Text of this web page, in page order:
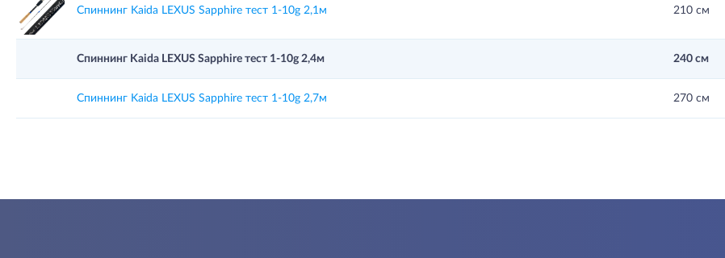
Спиннинг Kaida LEXUS Sapphire тест 1-10g 2,1м 210 см
Спиннинг Kaida LEXUS Sapphire тест 1-10g 2,4м 240 см
Спиннинг Kaida LEXUS Sapphire тест 1-10g 2,7м 270 см